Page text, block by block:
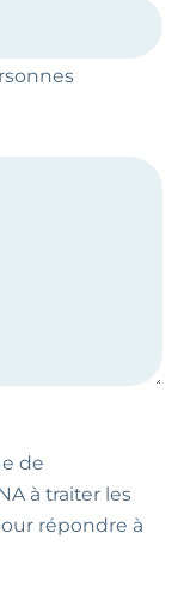
de
à traiter les
répondre à